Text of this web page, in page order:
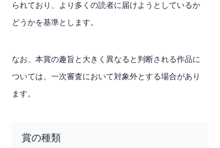
られており、より多くの読者に届けようとしているか
どうかを基準とします。
なお、本賞の趣旨と大きく異なると判断される作品に
ついては、一次審査において対象外とする場合があり
ます。
賞の種類